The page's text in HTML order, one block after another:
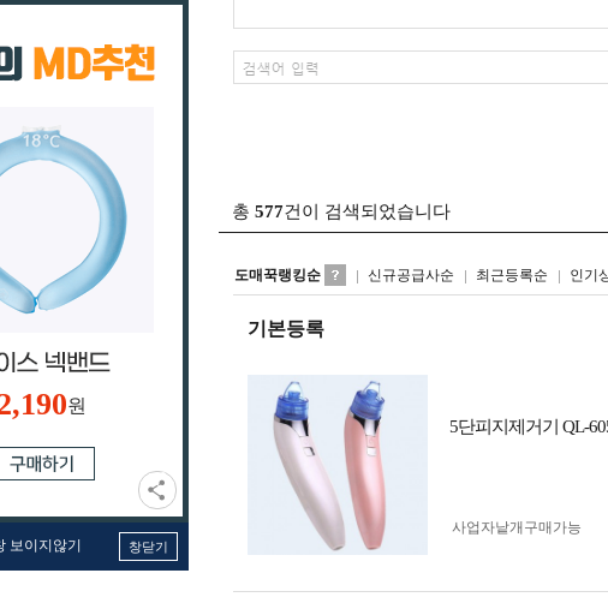
원
보이지않기 창닫기
총 577건이 검색되었습니다
도매꾹랭킹순 신규공급사순 최근등록순 인기
리스
기본등록
5단피지제거기 QL-
사업자 낱개구매가능